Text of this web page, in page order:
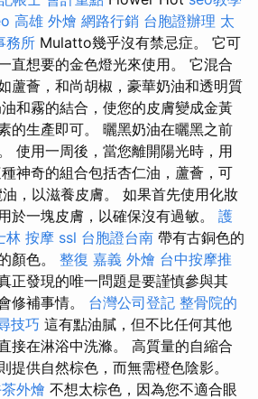
高雄 外燴 網路行銷 台胞證辦理 太
務所 Mulatto幾乎沒有禁忌症。 它可
直想要的金色燈光來使用。 它混合
蘆薈，和尚胡椒，豪華奶油和透明質
和霧的結合，使您的皮膚變成金黃
的生產即可。 曬黑奶油在曬黑之前
使用一周後，當您離開陽光時，用
神奇的組合包括杏仁油，蘆薈，可
，以滋養皮膚。 如果首先使用化妝
於一塊皮膚，以確保沒有過敏。 護
林 按摩 ssl 台胞證台南 帶有古銅色的
顏色。 整復 嘉義 外燴 台中按摩推
正發現的唯一問題是要謹慎參與其
修補事情。 台灣公司登記 整骨院的
技巧 這有點油膩，但不比任何其他
接在淋浴中洗滌。 高質量的自縮合
提供自然棕色，而無需橙色陰影。
外燴 不想太棕色，因為您不適合眼